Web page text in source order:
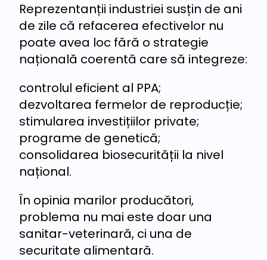
Reprezentanții industriei susțin de ani
de zile că refacerea efectivelor nu
poate avea loc fără o strategie
națională coerentă care să integreze:
controlul eficient al PPA;
dezvoltarea fermelor de reproducție;
stimularea investițiilor private;
programe de genetică;
consolidarea biosecurității la nivel
național.
În opinia marilor producători,
problema nu mai este doar una
sanitar-veterinară, ci una de
securitate alimentară.